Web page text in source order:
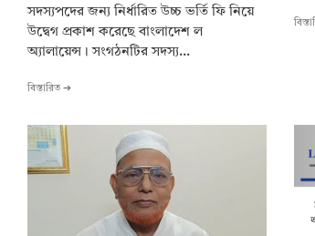
সদস্যপদের জন্য নির্ধারিত উচ্চ ভর্তি ফি নিয়ে
উদ্বেগ প্রকাশ করেছে বাংলাদেশ ল
অ্যালায়েন্স। সংগঠনটির সদস্য...
বিস্তারিত ➔